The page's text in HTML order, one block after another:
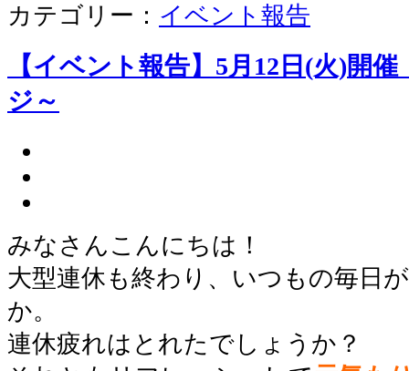
カテゴリー： イベント報告
【イベント報告】5月12日(火)開
ジ～
みなさんこんにちは！
大型連休も終わり、いつもの毎日
か。
連休疲れはとれたでしょうか？